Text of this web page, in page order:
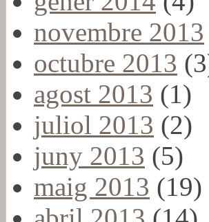
novembre 2013
octubre 2013
agost 2013 (1)
juliol 2013 (2)
juny 2013 (5)
maig 2013 (19)